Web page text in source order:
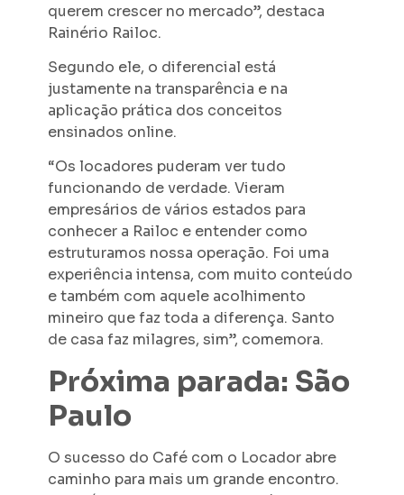
querem crescer no mercado”, destaca
Rainério Railoc.
Segundo ele, o diferencial está
justamente na transparência e na
aplicação prática dos conceitos
ensinados online.
“Os locadores puderam ver tudo
funcionando de verdade. Vieram
empresários de vários estados para
conhecer a Railoc e entender como
estruturamos nossa operação. Foi uma
experiência intensa, com muito conteúdo
e também com aquele acolhimento
mineiro que faz toda a diferença. Santo
de casa faz milagres, sim”, comemora.
Próxima parada: São
Paulo
O sucesso do Café com o Locador abre
caminho para mais um grande encontro.